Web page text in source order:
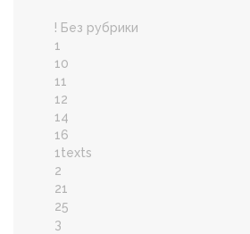
! Без рубрики
1
10
11
12
14
16
1texts
2
21
25
3